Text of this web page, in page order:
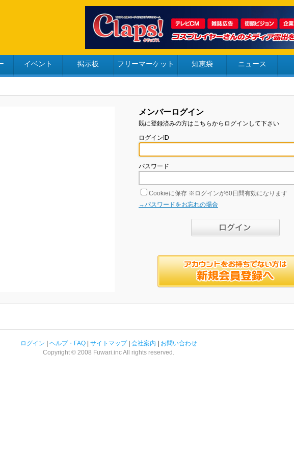
イベント 掲示板 フリーマーケット 知恵袋 ニュース
メンバーログイン
既に登録済みの方はこちらからログインして下さい
ログインID
パスワード
Cookieに保存 ※ログインが60日間有効になります
→パスワードをお忘れの場合
ログイン ヘルプ・FAQ| サイトマップ| 会社案内
お問い合わせ
Copyright © 2008 Fuwari.inc All rights reserved.